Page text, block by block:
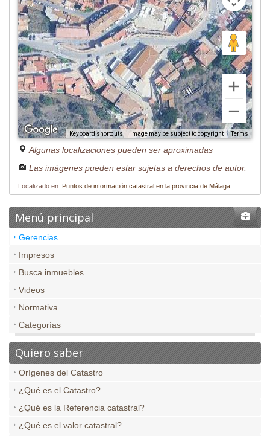
Keyboard shortcuts Image may be subject to copyright Terms
Algunas localizaciones pueden ser aproximadas
Las imágenes pueden estar sujetas a derechos de autor.
Localizado en: Puntos de información catastral en la provincia de Málaga
Menú principal
Gerencias
Impresos
Busca inmuebles
Videos
Normativa
Categorías
Quiero saber
Orígenes del Catastro
¿Qué es el Catastro?
¿Qué es la Referencia catastral?
¿Qué es el valor catastral?